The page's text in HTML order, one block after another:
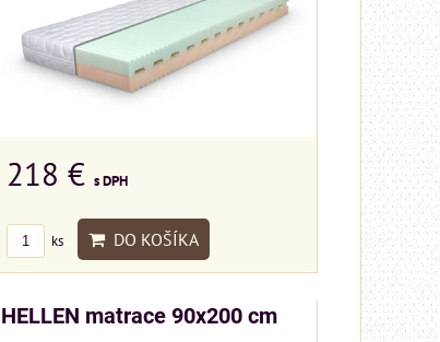
218 €s DPH
ks DO KOŠÍKA
HELLEN matrace 90x200 cm